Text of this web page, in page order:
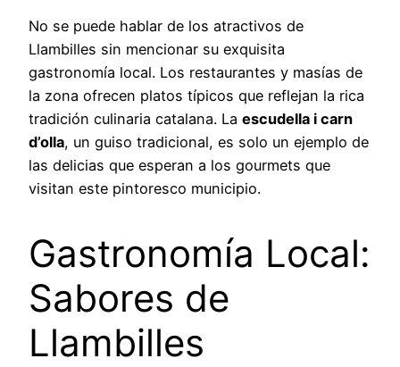
No se puede hablar de los atractivos de
Llambilles sin mencionar su exquisita
gastronomía local. Los restaurantes y masías de
la zona ofrecen platos típicos que reflejan la rica
tradición culinaria catalana. La escudella i carn
d’olla, un guiso tradicional, es solo un ejemplo de
las delicias que esperan a los gourmets que
visitan este pintoresco municipio.
Gastronomía Local:
Sabores de
Llambilles